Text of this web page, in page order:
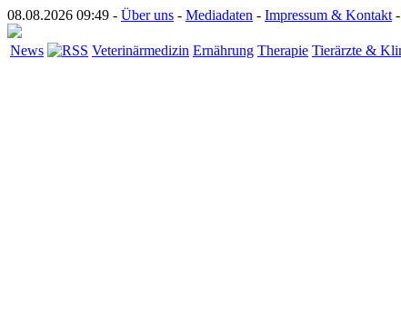
08.08.2026 09:49 - Über uns - Mediadaten - Impressum & Kontakt -
News Veterinärmedizin Ernährung Therapie Tierärzte &